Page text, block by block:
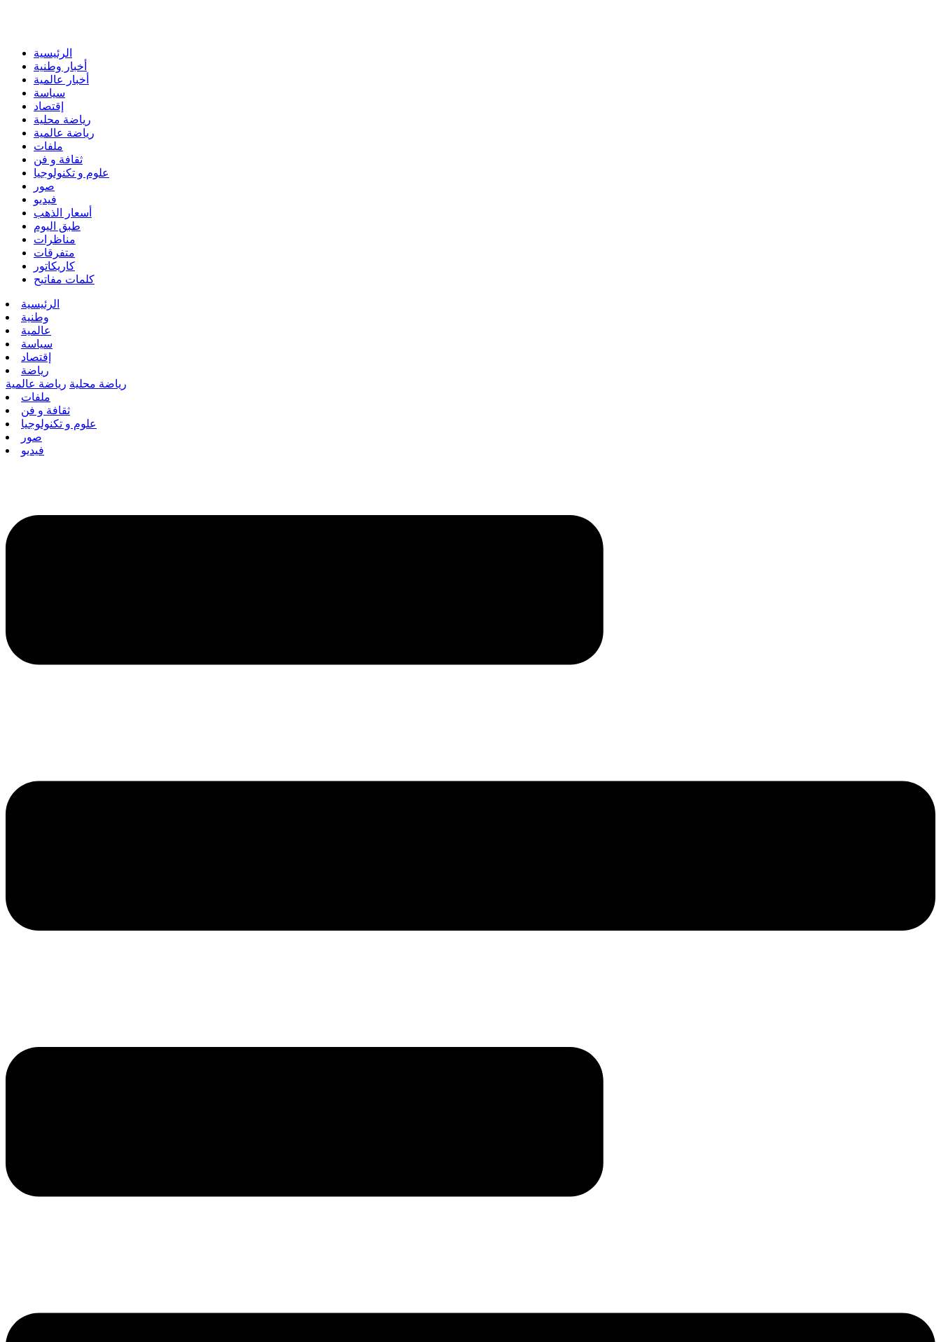
الرئيسية
أخبار وطنية
أخبار عالمية
سياسة
إقتصاد
رياضة محلية
رياضة عالمية
ملفات
ثقافة و فن
علوم و تكنولوجيا
صور
فيديو
أسعار الذهب
طبق اليوم
مناظرات
متفرقات
كاريكاتور
كلمات مفاتيح
الرئيسية
وطنية
عالمية
سياسة
إقتصاد
رياضة
رياضة محلية رياضة عالمية
ملفات
ثقافة و فن
علوم و تكنولوجيا
صور
فيديو